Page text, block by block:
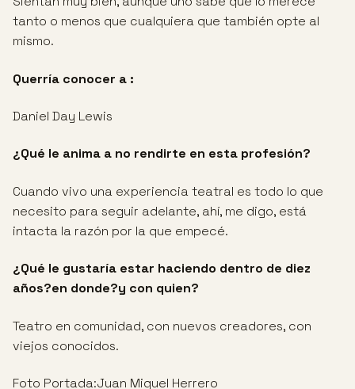
tanto o menos que cualquiera que también opte al
mismo.
Querría conocer a :
Daniel Day Lewis
¿Qué le anima a no rendirte en esta profesión?
Cuando vivo una experiencia teatral es todo lo que
necesito para seguir adelante, ahí, me digo, está
intacta la razón por la que empecé.
¿Qué le gustaría estar haciendo dentro de diez
años?en donde?y con quien?
Teatro en comunidad, con nuevos creadores, con
viejos conocidos.
Foto Portada:Juan Miguel Herrero